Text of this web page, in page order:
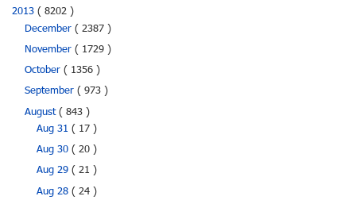
2013 ( 8202 )
December ( 2387 )
November ( 1729 )
October ( 1356 )
September ( 973 )
August( 843 )
Aug 31( 17 )
Aug 30( 20 )
Aug 29( 21 )
Aug 28( 24 )